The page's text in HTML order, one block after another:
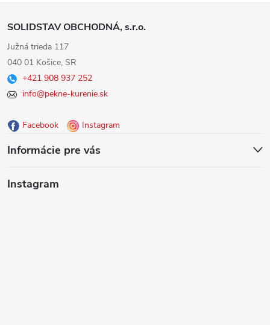
Z
á
p
ä
e
SOLIDSTAV OBCHODNÁ, s.r.o.
Južná trieda 117
040 01 Košice, SR
+421 908 937 252
info@pekne-kurenie.sk
Facebook Instagram
Informácie pre vás
Instagram